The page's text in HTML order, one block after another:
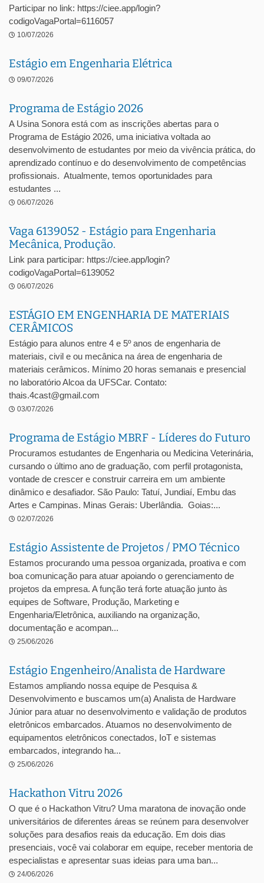
Participar no link: https://ciee.app/login?
codigoVagaPortal=6116057
10/07/2026
Estágio em Engenharia Elétrica
09/07/2026
Programa de Estágio 2026
A Usina Sonora está com as inscrições abertas para o
Programa de Estágio 2026, uma iniciativa voltada ao
desenvolvimento de estudantes por meio da vivência prática, do
aprendizado contínuo e do desenvolvimento de competências
profissionais. Atualmente, temos oportunidades para
estudantes ...
06/07/2026
Vaga 6139052 - Estágio para Engenharia
Mecânica, Produção.
Link para participar: https://ciee.app/login?
codigoVagaPortal=6139052
06/07/2026
ESTÁGIO EM ENGENHARIA DE MATERIAIS
CERÂMICOS
Estágio para alunos entre 4 e 5º anos de engenharia de
materiais, civil e ou mecânica na área de engenharia de
materiais cerâmicos. Mínimo 20 horas semanais e presencial
no laboratório Alcoa da UFSCar. Contato:
thais.4cast@gmail.com
03/07/2026
Programa de Estágio MBRF - Líderes do Futuro
Procuramos estudantes de Engenharia ou Medicina Veterinária,
cursando o último ano de graduação, com perfil protagonista,
vontade de crescer e construir carreira em um ambiente
dinâmico e desafiador. São Paulo: Tatuí, Jundiaí, Embu das
Artes e Campinas. Minas Gerais: Uberlândia. Goias:...
02/07/2026
Estágio Assistente de Projetos / PMO Técnico
Estamos procurando uma pessoa organizada, proativa e com
boa comunicação para atuar apoiando o gerenciamento de
projetos da empresa. A função terá forte atuação junto às
equipes de Software, Produção, Marketing e
Engenharia/Eletrônica, auxiliando na organização,
documentação e acompan...
25/06/2026
Estágio Engenheiro/Analista de Hardware
Estamos ampliando nossa equipe de Pesquisa &
Desenvolvimento e buscamos um(a) Analista de Hardware
Júnior para atuar no desenvolvimento e validação de produtos
eletrônicos embarcados. Atuamos no desenvolvimento de
equipamentos eletrônicos conectados, IoT e sistemas
embarcados, integrando ha...
25/06/2026
Hackathon Vitru 2026
O que é o Hackathon Vitru? Uma maratona de inovação onde
universitários de diferentes áreas se reúnem para desenvolver
soluções para desafios reais da educação. Em dois dias
presenciais, você vai colaborar em equipe, receber mentoria de
especialistas e apresentar suas ideias para uma ban...
24/06/2026